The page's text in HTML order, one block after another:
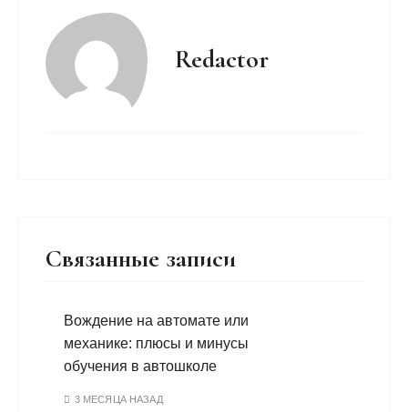
Redactor
Связанные записи
Вождение на автомате или
механике: плюсы и минусы
обучения в автошколе
3 МЕСЯЦА НАЗАД